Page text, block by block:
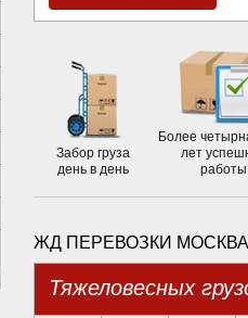
Забор груза
день в день
Более
лет
работы
ЖД ПЕРЕВОЗКИ МОСКВА
Тяжеловесных